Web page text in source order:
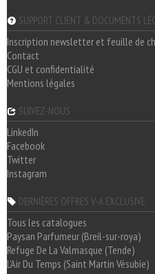
SUPPORT CLIENT & DOCUMENTS
Inscription newsletter et feuille de
Contact
CGU et confidentialité
Mentions légales
SUIVEZ-NOUS
LinkedIn
Facebook
Twitter
Instagram
DERNIÈRES OFFRES V-A EXCLUSIVE
Tous les catalogues
Paysan Parfumeur (Breil-sur-roya)
Refuge De La Valmasque (Tende)
L'Air Du Temps (Saint Martin Vésubie)